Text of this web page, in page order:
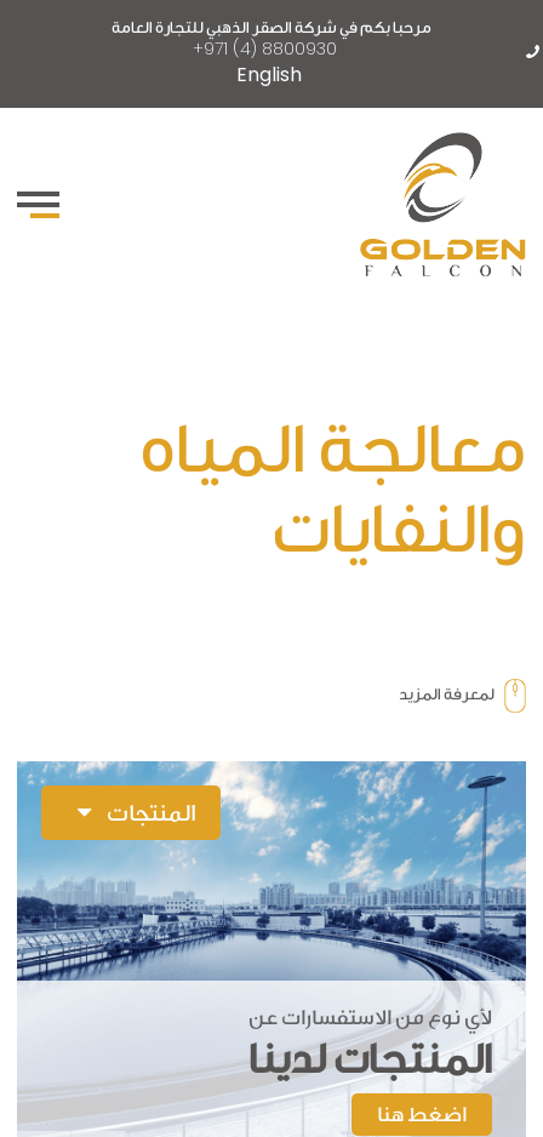
مرحبا بكم في شركة الصقر الذهبي للتجارة العامة
+971 (4) 8800930
English
معالجة المياه
والنفايات
لمعرفة المزيد
المنتجات
لأي نوع من الاستفسارات عن
المنتجات لدينا
اضغط هنا